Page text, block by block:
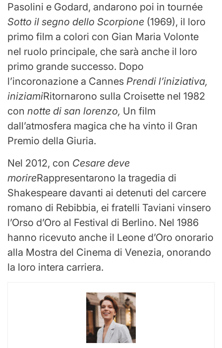
Pasolini e Godard, andarono poi in tournée
Sotto il segno dello Scorpione (1969), il loro
primo film a colori con Gian Maria Volonte
nel ruolo principale, che sarà anche il loro
primo grande successo. Dopo
l’incoronazione a Cannes Prendi l’iniziativa,
iniziamiRitornarono sulla Croisette nel 1982
con notte di san lorenzo, Un film
dall’atmosfera magica che ha vinto il Gran
Premio della Giuria.
Nel 2012, con Cesare deve
morireRappresentarono la tragedia di
Shakespeare davanti ai detenuti del carcere
romano di Rebibbia, ei fratelli Taviani vinsero
l’Orso d’Oro al Festival di Berlino. Nel 1986
hanno ricevuto anche il Leone d’Oro onorario
alla Mostra del Cinema di Venezia, onorando
la loro intera carriera.